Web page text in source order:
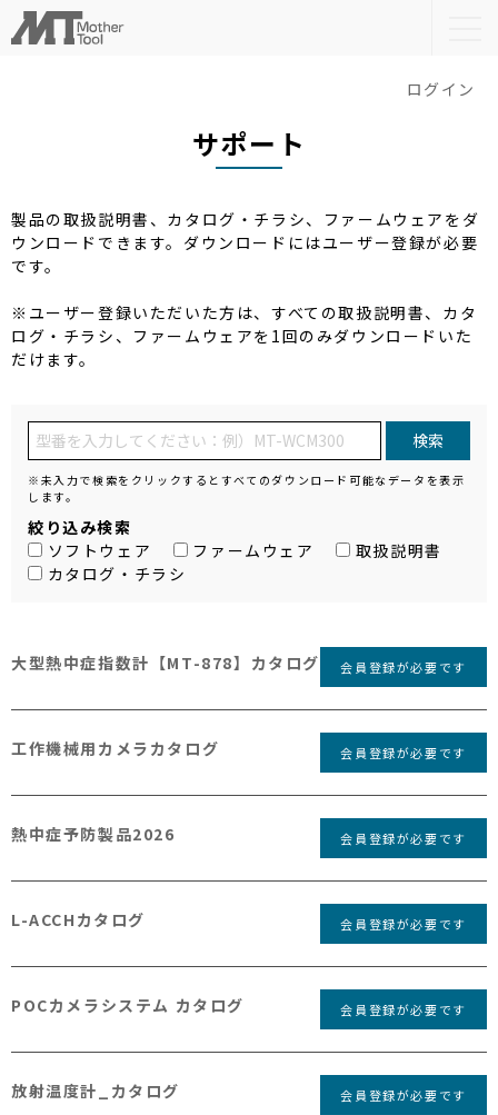
ログイン
サポート
製品の取扱説明書、カタログ・チラシ、ファームウェアをダ
ウンロードできます。ダウンロードにはユーザー登録が必要
です。
※ユーザー登録いただいた方は、すべての取扱説明書、カタ
ログ・チラシ、ファームウェアを1回のみダウンロードいた
だけます。
検索
※未入力で検索をクリックするとすべてのダウンロード可能なデータを表示
します。
絞り込み検索
ソフトウェア
ファームウェア
取扱説明書
カタログ・チラシ
大型熱中症指数計【MT-878】カタログ 会員登録が必要です
工作機械用カメラカタログ 会員登録が必要です
熱中症予防製品2026 会員登録が必要です
L-ACCHカタログ 会員登録が必要です
POCカメラシステム カタログ 会員登録が必要です
放射温度計_カタログ 会員登録が必要です